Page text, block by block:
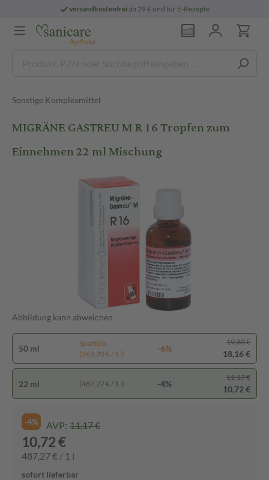
versandkostenfreiab 29 € und für E-Rezepte
Sonstige Komplexmittel
MIGRÄNE GASTREU M R 16 Tropfen zum
Einnehmen 22 ml Mischung
Abbildung kann abweichen
50 ml
Spartipp
(363,20 € / 1 l)
-6%
19,33 €
18,16 €
22 ml (487,27 € / 1 l) -4%
11,17 €
10,72 €
-4% AVP: 11,17 €
10,72 €
487,27 € / 1 l
sofort lieferbar